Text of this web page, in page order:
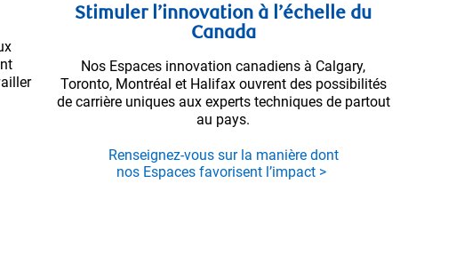
Stimuler l’innovation à l’échelle du
Canada
Nos Espaces innovation canadiens à Calgary,
Toronto, Montréal et Halifax ouvrent des possibilités
de carrière uniques aux experts techniques de partout
au pays.
Renseignez-vous sur la manière dont
nos Espaces favorisent l’impact >